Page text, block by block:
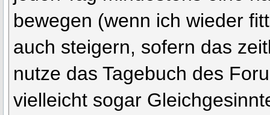
bewegen (wenn ich wieder
auch steigern, sofern das
nutze das Tagebuch des
vielleicht sogar